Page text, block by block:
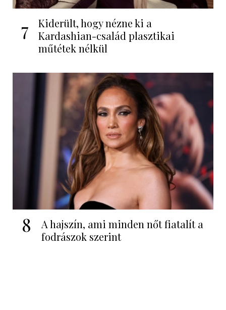
7
Kiderült, hogy nézne ki a
Kardashian-család plasztikai
műtétek nélkül
8
A hajszín, ami minden nőt fiatalít a
fodrászok szerint